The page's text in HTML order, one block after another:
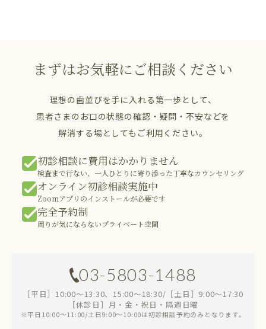
まずはお気軽にご相談ください
理想の歯並びを手に入れる第一歩として、
患者さまのお口の状態の確認・疑問・不安などを
解消する場としてもご利用ください。
初診相談に費用はかかりません
検査まで行ない、一人ひとりに寄り添った丁寧なカウンセリング
オンライン初診相談実施中
Zoomアプリのインストールが必要です
完全予約制
周りが気にならないプライベート空間
03-5803-1488
［平日］10:00～13:30、15:00～18:30/［土日］9:00～17:30
［休診日］月・金・祝日・隔週日曜
※平日10:00～11:00/土日9:00～10:00は初診相談予約のみとなります。